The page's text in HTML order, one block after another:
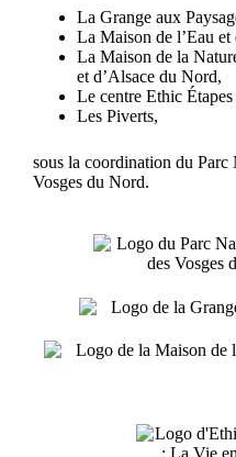
La Grange aux
La Maison de l’Eau
La Maison de la
et d’Alsace du Nord,
Le centre Ethic
Les Piverts,
sous la coordination du Parc
Vosges du Nord.